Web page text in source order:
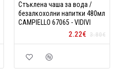
Стъклена чаша за вода /
безалкохолни напитки 480мл
CAMPIELLO 67065 - VIDIVI
2.22€ 3.80€